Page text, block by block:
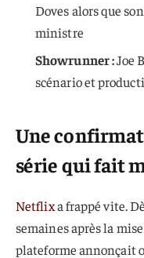
Doves alors que
ministre
Showrunner :Joe
scénario et
Une
série qui fait
Netflixa frappé vite.
semaines après la
plateforme annonçait